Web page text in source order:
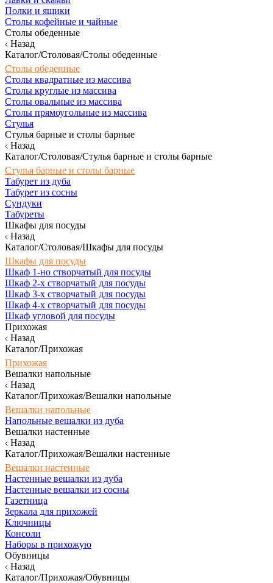
Полки и ящики
Столы кофейные и чайные
Столы обеденные
Назад
Каталог/Столовая/Столы обеденные
Столы обеденные
Столы квадратные из массива
Столы круглые из массива
Столы овальные из массива
Столы прямоугольные из массива
Стулья
Стулья барные и столы барные
Назад
Каталог/Столовая/Стулья барные и столы барные
Стулья барные и столы барные
Табурет из дуба
Табурет из сосны
Сундуки
Табуреты
Шкафы для посуды
Назад
Каталог/Столовая/Шкафы для посуды
Шкафы для посуды
Шкаф 1-но створчатый для посуды
Шкаф 2-х створчатый для посуды
Шкаф 3-х створчатый для посуды
Шкаф 4-х створчатый для посуды
Шкаф угловой для посуды
Прихожая
Назад
Каталог/Прихожая
Прихожая
Вешалки напольные
Назад
Каталог/Прихожая/Вешалки напольные
Вешалки напольные
Напольные вешалки из дуба
Вешалки настенные
Назад
Каталог/Прихожая/Вешалки настенные
Вешалки настенные
Настенные вешалки из дуба
Настенные вешалки из сосны
Газетница
Зеркала для прихожей
Ключницы
Консоли
Наборы в прихожую
Обувницы
Назад
Каталог/Прихожая/Обувницы